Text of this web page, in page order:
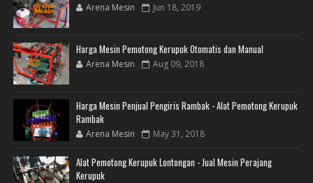
Arena Mesin Jun 18, 2019
Harga Mesin Pemotong Kerupuk Otomatis dan Manual
Arena Mesin Aug 09, 2018
Harga Mesin Penjual Pengiris Rambak - Alat Pemotong Kerupuk
Rambak
Arena Mesin May 31, 2018
Alat Pemotong Kerupuk Lontongan - Jual Mesin Perajang
Kerupuk